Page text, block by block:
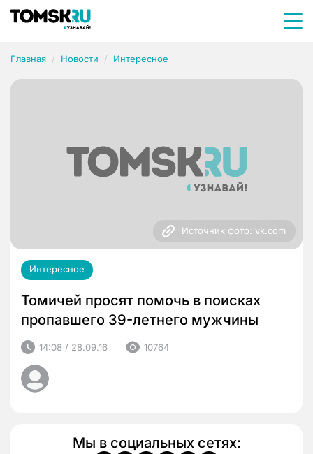
Главная Новости Интересное
Источник фото: vk.com
Интересное
Томичей просят помочь в поисках
пропавшего 39-летнего мужчины
14:08 / 28.09.16 10764
Мы в социальных сетях: